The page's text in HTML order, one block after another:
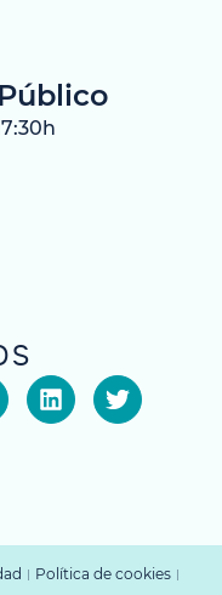
Política de cookies